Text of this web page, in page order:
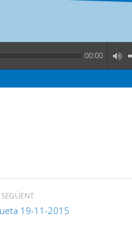
00:00
SEGÜENT
19-11-2015